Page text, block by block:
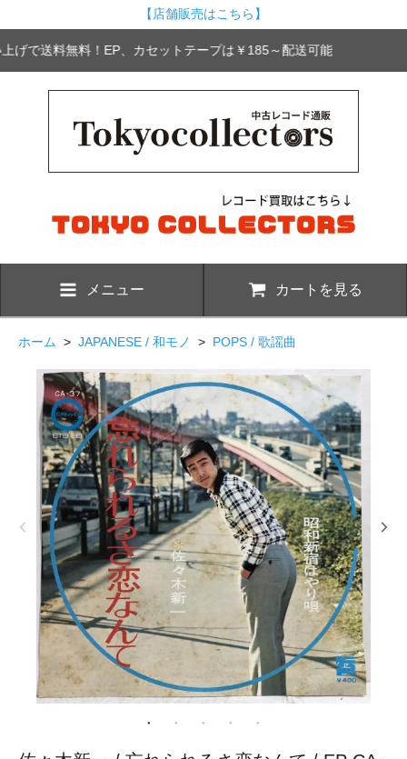
【店舗販売はこちら】
げで送料無料！EP、カセットテープは￥185～配送可能
メニュー カートを見る
ホーム > JAPANESE / 和モノ > POPS / 歌謡曲